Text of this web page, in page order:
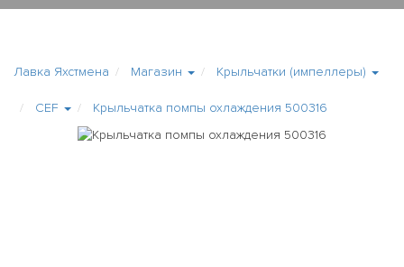
Лавка Яхстмена Магазин Крыльчатки (импеллеры)
CEF Крыльчатка помпы охлаждения 500316